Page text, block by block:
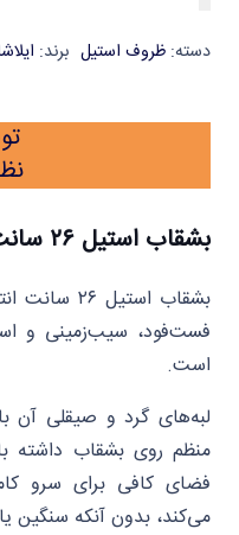
یک
ایلا
دسته: ظروف استیل برند:
بشقاب استیل ۲۶ سانت
بشقاب استیل
فست‌فود، سیب‌زمینی و
است.
لبه‌های گرد و صیقلی آن
فضای کافی برای سرو
می‌کند، بدون آنکه سنگین